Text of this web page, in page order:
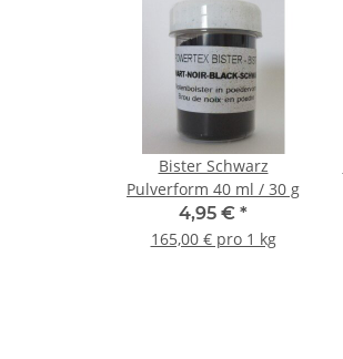
Bister Schwarz
Pulverform 40 ml / 30 g
4,95 € *
165,00 € pro 1 kg